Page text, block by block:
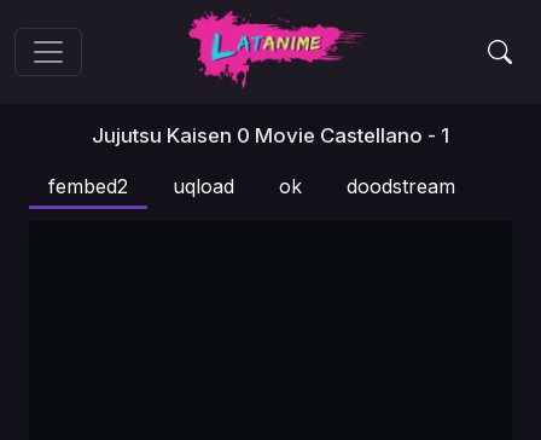
Jujutsu Kaisen 0 Movie Castellano - 1
fembed2 uqload ok doodstream